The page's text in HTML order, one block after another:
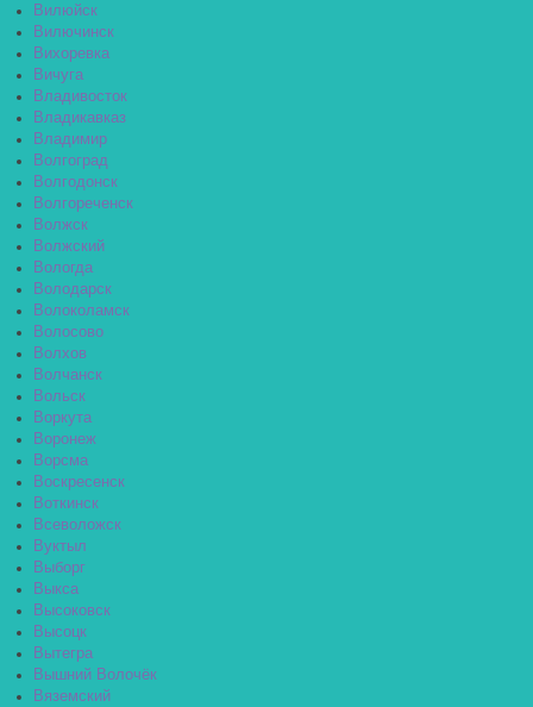
Вилюйск
Вилючинск
Вихоревка
Вичуга
Владивосток
Владикавказ
Владимир
Волгоград
Волгодонск
Волгореченск
Волжск
Волжский
Вологда
Володарск
Волоколамск
Волосово
Волхов
Волчанск
Вольск
Воркута
Воронеж
Ворсма
Воскресенск
Воткинск
Всеволожск
Вуктыл
Выборг
Выкса
Высоковск
Высоцк
Вытегра
Вышний Волочёк
Вяземский